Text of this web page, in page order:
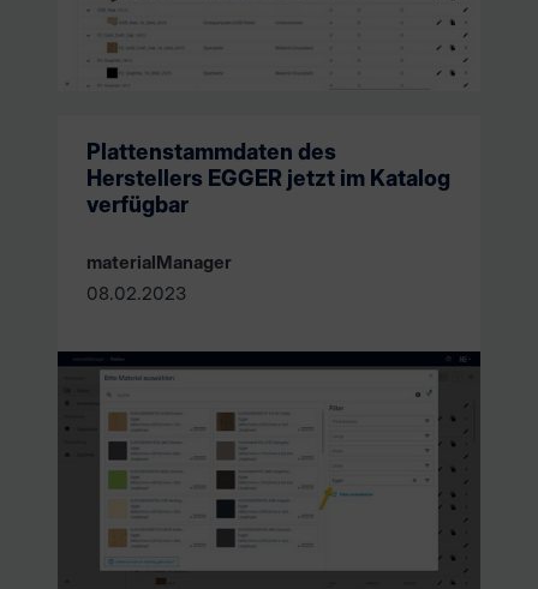
Plattenstammdaten des
Herstellers EGGER jetzt im Katalog
verfügbar
materialManager
08.02.2023